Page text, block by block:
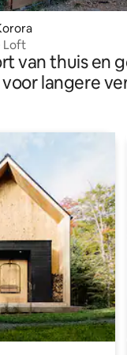
Loft
van thuis en
langere